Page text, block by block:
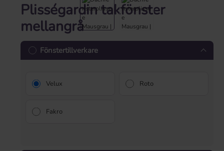
Plisségardin takfönster
mellangrå
Fönstertillverkare
Velux Roto
Fakro